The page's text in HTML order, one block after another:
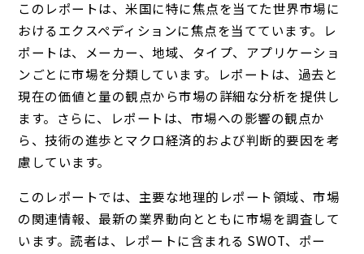
このレポートは、米国に特に焦点を当てた世界市場に
おけるエクスペディションに焦点を当てています。レ
ポートは、メーカー、地域、タイプ、アプリケーショ
ンごとに市場を分類しています。レポートは、過去と
現在の価値と量の観点から市場の詳細な分析を提供し
ます。さらに、レポートは、市場への影響の観点か
ら、技術の進歩とマクロ経済的および判断的要因を考
慮しています。
このレポートでは、主要な地理的レポート領域、市場
の関連情報、最新の業界動向とともに市場を調査して
います。読者は、レポートに含まれる SWOT、ポー